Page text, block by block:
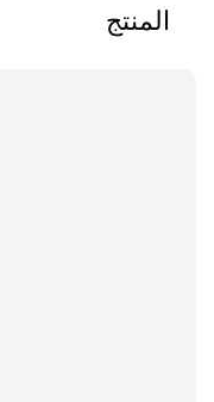
المنتج